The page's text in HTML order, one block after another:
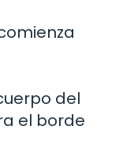
del
el borde